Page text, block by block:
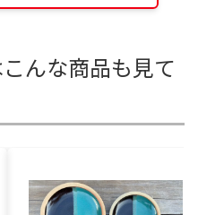
んな商品も見て